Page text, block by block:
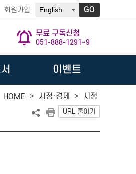
회원가입 GO
무료 구독신청
051-888-1291~9
이벤트
HOME > 시정·경제 > 시정
URL 줄이기